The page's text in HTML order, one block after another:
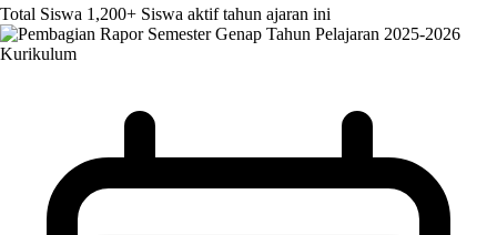
Total Siswa 1,200+ Siswa aktif tahun ajaran ini
Kurikulum